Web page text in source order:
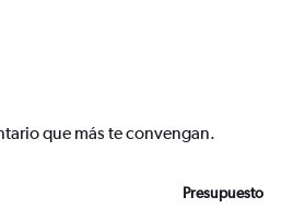
que más te convengan.
Presupuesto